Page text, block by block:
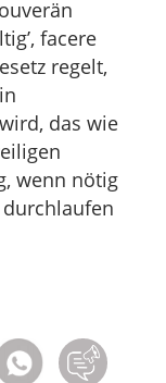
facere
regelt,
das wie
wenn nötig